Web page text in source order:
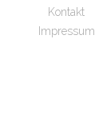
Kontakt
Impressum